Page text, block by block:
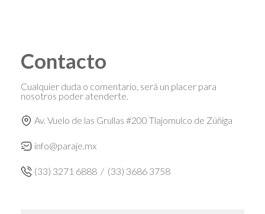
Contacto
Cualquier duda o comentario, será un placer para
nosotros poder atenderte.
Av. Vuelo de las Grullas #200 Tlajomulco de Zúñiga
info@paraje.mx
(33) 3271 6888/ (33) 3686 3758